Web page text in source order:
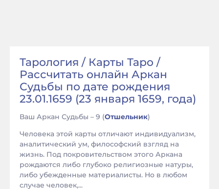
Тарология / Карты Таро /
Рассчитать онлайн Аркан
Судьбы по дате рождения
23.01.1659 (23 января 1659, года)
Ваш Аркан Судьбы – 9 (Отшельник)
Человека этой карты отличают индивидуализм,
аналитический ум, философский взгляд на
жизнь. Под покровительством этого Аркана
рождаются либо глубоко религиозные натуры,
либо убежденные материалисты. Но в любом
случае человек,...